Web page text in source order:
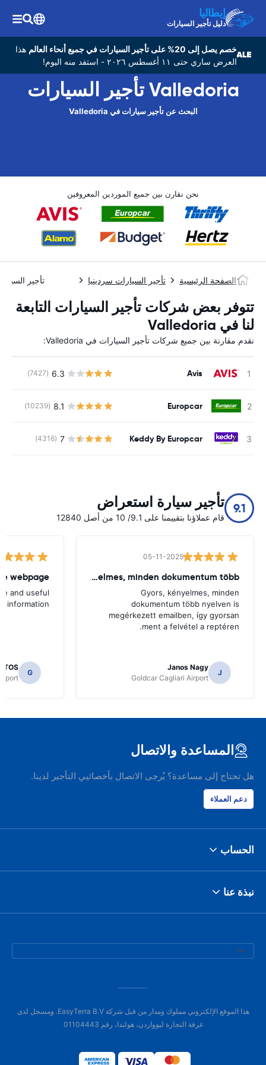
إيطاليا
دليل تأجير السيارات
خصم يصل إلى 20% على تأجير السيارات في جميع أنحاء العالم
هذا
العرض ساري حتى ١١ أغسطس ٢٠٢٦ - استفد منه اليوم!
Valledoria تأجير السيارات
البحث عن تأجير سيارات في Valledoria
نحن نقارن بين جميع الموردين المعروفين
الصفحة الرئيسية تأجير السيارات سردينيا تأجير
تتوفر بعض شركات تأجير السيارات التابعة
لنا في Valledoria
نقدم مقارنة بين جميع شركات تأجير السيارات في Valledoria:
Avis
6.3
(7427)
Europcar
8.1
(10239)
Keddy By Europcar
7
(4316)
9.1 تأجير سيارة استعراض
قام عملاؤنا بتقييمنا على 9.1/ 10 من أصل 12840
05-11-2025
Gyors, kényelmes, minden dokumentum több
Gyors, kényelmes, minden
dokumentum több nyelven is
megérkezett emailben, így gyorsan
ment a felvétel a reptéren.
J
Janos Nagy
Goldcar Cagliari Airport
webpage
and useful
information
G
المساعدة والاتصال
هل تحتاج إلى مساعدة؟ يُرجى الاتصال بأخصائيي التأجير لدينا.
دعم العملاء
الحساب
نبذة عنا
هذا الموقع الإلكتروني مملوك ومدار من قبل شركة EasyTerra B.V. ومسجل لدى
غرفة التجارة ليوواردن، هولندا، رقم 01104443